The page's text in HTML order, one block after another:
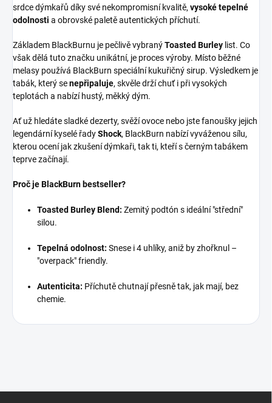
srdce dýmkařů díky své nekompromisní kvalitě, vysoké tepelné
odolnosti a obrovské paletě autentických příchutí.
Základem BlackBurnu je pečlivě vybranýToasted Burley list. Co
však dělá tuto značku unikátní, je proces výroby. Místo běžné
melasy používá BlackBurn speciální kukuřičný sirup. Výsledkem je
tabák, který senepřipaluje, skvěle drží chuť i při vysokých
teplotách a nabízí hustý, měkký dým.
Ať už hledáte sladké dezerty, svěží ovoce nebo jste fanoušky jejich
legendární kyselé řadyShock, BlackBurn nabízí vyváženou sílu,
kterou ocení jak zkušení dýmkaři, tak ti, kteří s černým tabákem
teprve začínají.
Proč je BlackBurn bestseller?
Toasted Burley Blend: Zemitý podtón s ideální "střední"
silou.
Tepelná odolnost: Snese i 4 uhlíky, aniž by zhořknul –
"overpack" friendly.
Autenticita: Příchutě chutnají přesně tak, jak mají, bez
chemie.